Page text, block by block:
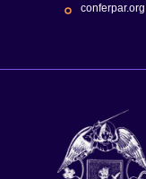
conferpar.org